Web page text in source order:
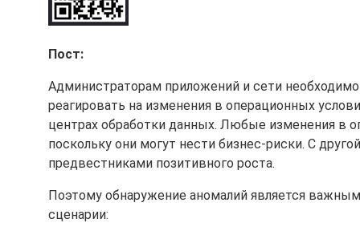
Пост:
Администраторам приложений и сети
реагировать на изменения в операционных
центрах обработки данных. Любые изменения в
поскольку они могут нести бизнес-риски. С
предвестниками позитивного роста.
Поэтому обнаружение аномалий является
сценарии: